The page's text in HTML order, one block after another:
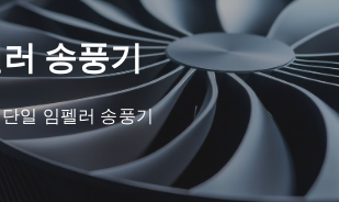
송풍기
단일 임펠러 송풍기